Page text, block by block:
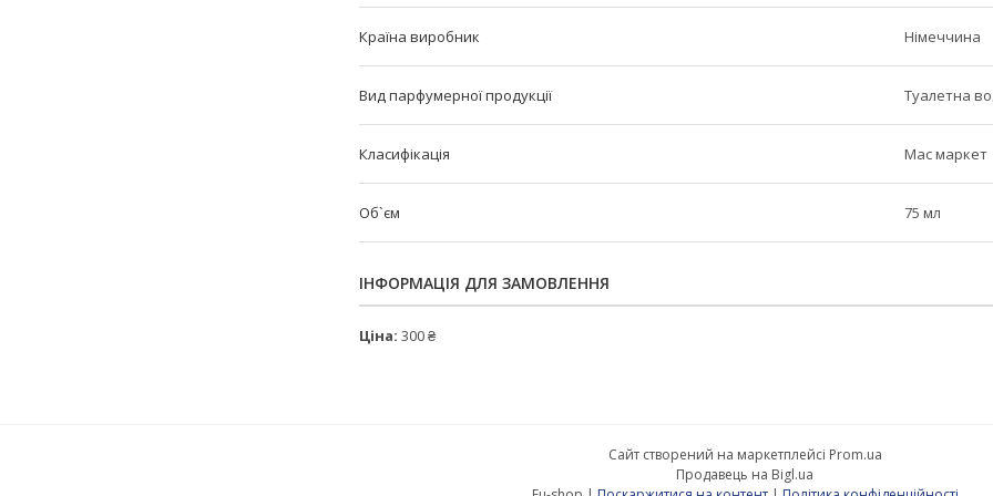
Країна виробник Німеччина
Вид парфумерної продукції Туалетна
Класифікація Мас маркет
Об`єм 75 мл
ІНФОРМАЦІЯ ДЛЯ ЗАМОВЛЕННЯ
Ціна: 300 ₴
Сайт створений на маркетплейсі Prom.ua
Продавець на Bigl.ua